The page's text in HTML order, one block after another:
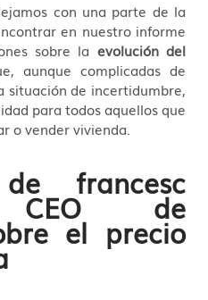
con una parte de la
en nuestro informe
sobre la evolución del
aunque complicadas de
situación de incertidumbre,
para todos aquellos que
o vender vivienda.
de francesc
CEO de
el precio